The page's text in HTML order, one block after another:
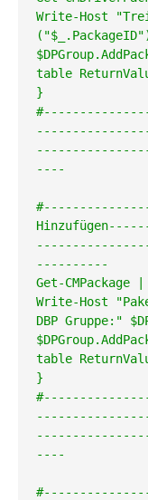
Write-Host
table
}
----
----------
Get-
Write-Host
DBP Gruppe:"
table
}
----